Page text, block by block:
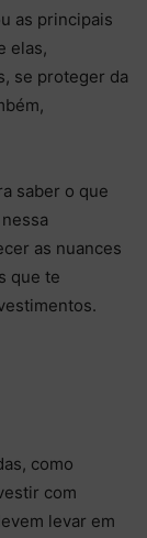
as principais
elas,
se proteger da
saber o que
as nuances
que te
como
com
levar em